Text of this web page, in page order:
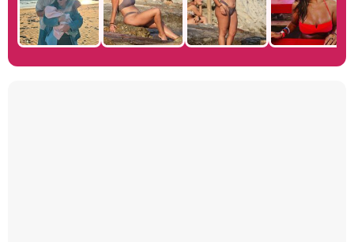
Manu Baqueiro: "Tuve como referente a Bruce Willis en 'Luz de Luna' para mi trabajo en la serie 'Perdiendo el juicio'"